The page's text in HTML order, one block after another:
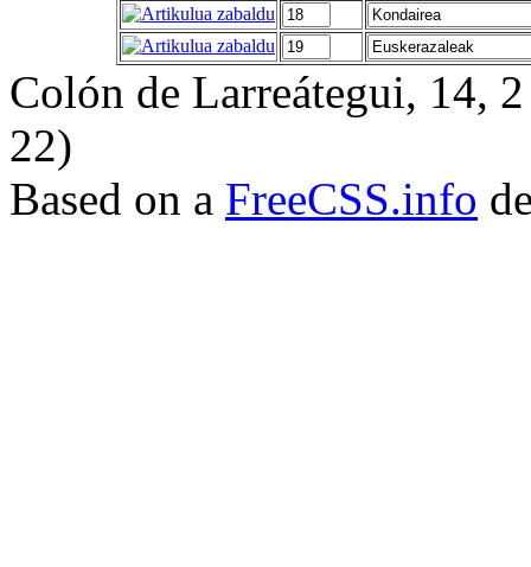
Colón de Larreátegui, 14,
22)
Based on a FreeCSS.info